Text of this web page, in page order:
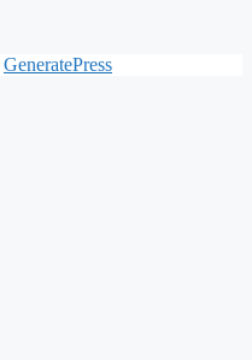
GeneratePress